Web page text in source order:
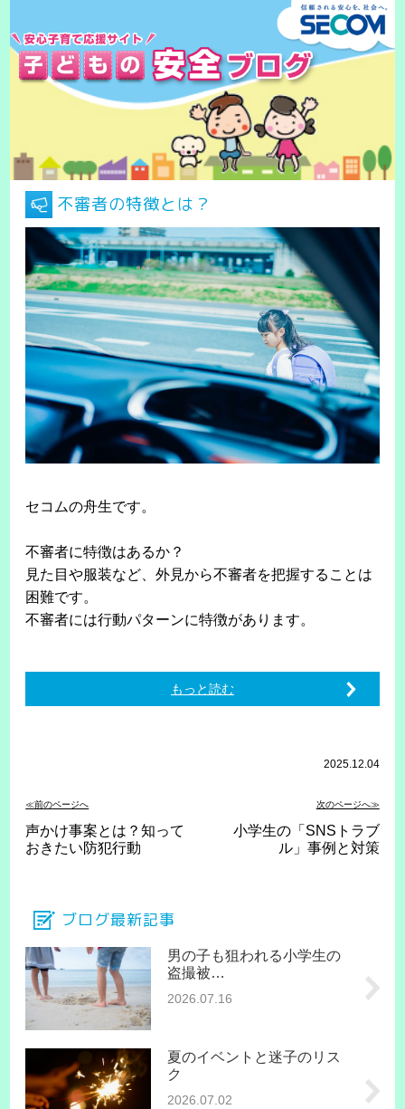
不審者の特徴とは？
セコムの舟生です。
不審者に特徴はあるか？
見た目や服装など、外見から不審者を把握することは
困難です。
不審者には行動パターンに特徴があります。
もっと読む
2025.12.04
≪前のページへ 次のページへ≫
声かけ事案とは？知って
おきたい防犯行動
小学生の「SNSトラブ
ル」事例と対策
ブログ最新記事
男の子も狙われる小学生の
盗撮被…
2026.07.16
夏のイベントと迷子のリス
ク
2026.07.02